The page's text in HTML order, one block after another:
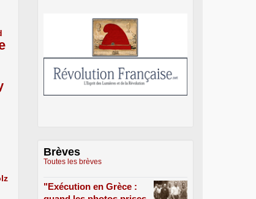
Brèves
Toutes les brèves
"Exécution en Grèce :